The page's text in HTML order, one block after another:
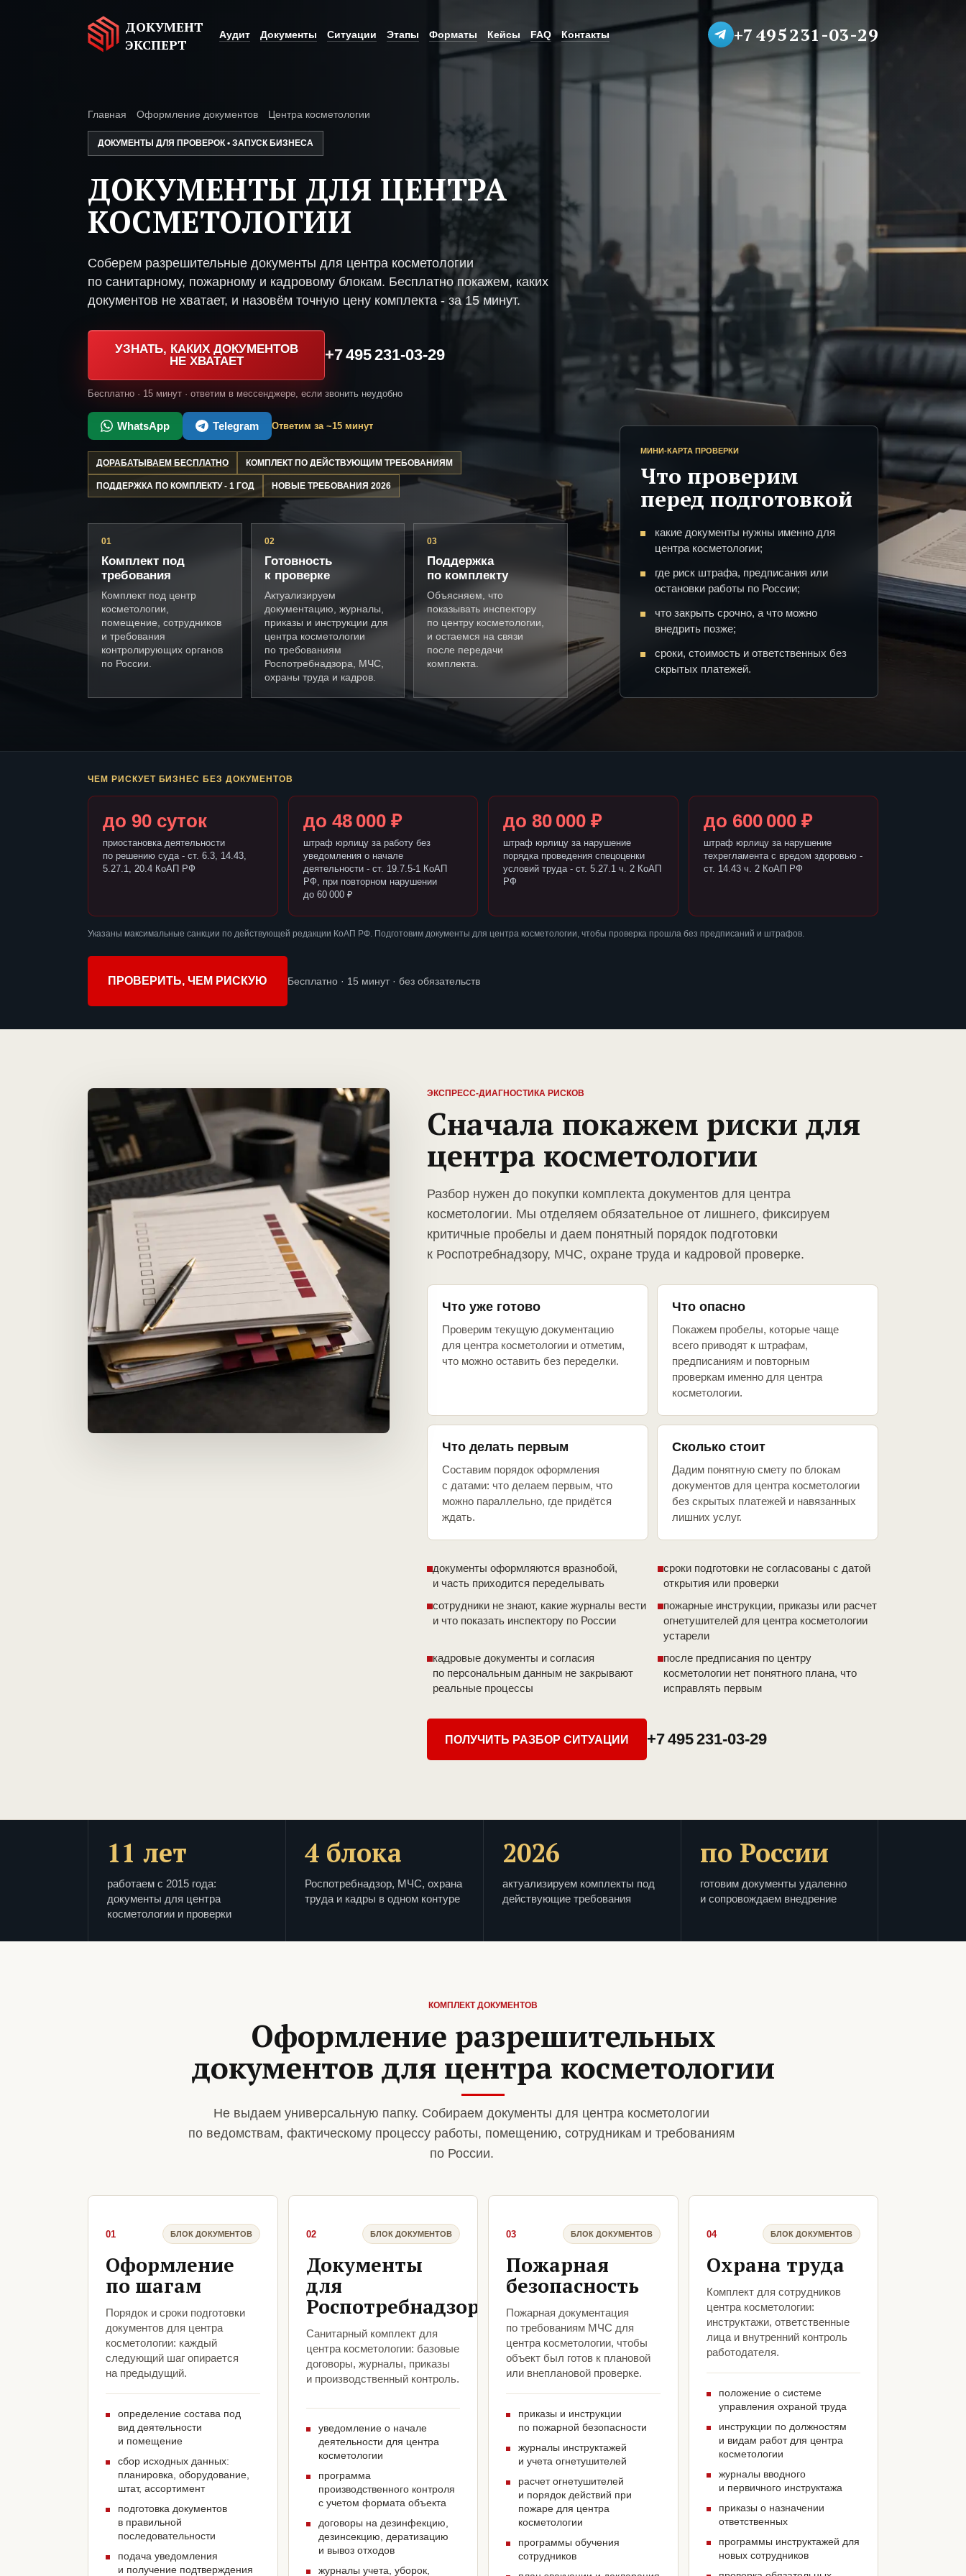
ДОКУМЕНТ
ЭКСПЕРТ
Аудит Документы Ситуации Этапы Форматы Кейсы FAQ Контакты +7 495 231-03-29
Главная Оформление документов Центра косметологии
ДОКУМЕНТЫ ДЛЯ ПРОВЕРОК • ЗАПУСК БИЗНЕСА
ДОКУМЕНТЫ ДЛЯ ЦЕНТРА
КОСМЕТОЛОГИИ
Соберем разрешительные документы для центра косметологии
по санитарному, пожарному и кадровому блокам. Бесплатно покажем, каких
документов не хватает, и назовём точную цену комплекта - за 15 минут.
УЗНАТЬ, КАКИХ ДОКУМЕНТОВ
НЕ ХВАТАЕТ
+7 495 231-03-29
Бесплатно · 15 минут · ответим в мессенджере, если звонить неудобно
WhatsApp Telegram Ответим за ~15 минут
ДОРАБАТЫВАЕМ БЕСПЛАТНО КОМПЛЕКТ ПО ДЕЙСТВУЮЩИМ ТРЕБОВАНИЯМ
ПОДДЕРЖКА ПО КОМПЛЕКТУ - 1 ГОД НОВЫЕ ТРЕБОВАНИЯ 2026
01
Комплект под
требования
Комплект под центр
косметологии,
помещение, сотрудников
и требования
контролирующих органов
по России.
02
Готовность
к проверке
Актуализируем
документацию, журналы,
приказы и инструкции для
центра косметологии
по требованиям
Роспотребнадзора, МЧС,
охраны труда и кадров.
03
Поддержка
по комплекту
Объясняем, что
показывать инспектору
по центру косметологии,
и остаемся на связи
после передачи
комплекта.
МИНИ-КАРТА ПРОВЕРКИ
Что проверим
перед подготовкой
какие документы нужны именно для
центра косметологии;
где риск штрафа, предписания или
остановки работы по России;
что закрыть срочно, а что можно
внедрить позже;
сроки, стоимость и ответственных без
скрытых платежей.
ЧЕМ РИСКУЕТ БИЗНЕС БЕЗ ДОКУМЕНТОВ
до 90 суток
приостановка деятельности
по решению суда - ст. 6.3, 14.43,
5.27.1, 20.4 КоАП РФ
до 48 000 ₽
штраф юрлицу за работу без
уведомления о начале
деятельности - ст. 19.7.5-1 КоАП
РФ, при повторном нарушении
до 60 000 ₽
до 80 000 ₽
штраф юрлицу за нарушение
порядка проведения спецоценки
условий труда - ст. 5.27.1 ч. 2 КоАП
РФ
до 600 000 ₽
штраф юрлицу за нарушение
техрегламента с вредом здоровью -
ст. 14.43 ч. 2 КоАП РФ
Указаны максимальные санкции по действующей редакции КоАП РФ. Подготовим документы для центра косметологии, чтобы проверка прошла без предписаний и штрафов.
ПРОВЕРИТЬ, ЧЕМ РИСКУЮ Бесплатно · 15 минут · без обязательств
ЭКСПРЕСС-ДИАГНОСТИКА РИСКОВ
Сначала покажем риски для
центра косметологии
Разбор нужен до покупки комплекта документов для центра
косметологии. Мы отделяем обязательное от лишнего, фиксируем
критичные пробелы и даем понятный порядок подготовки
к Роспотребнадзору, МЧС, охране труда и кадровой проверке.
Что уже готово
Проверим текущую документацию
для центра косметологии и отметим,
что можно оставить без переделки.
Что опасно
Покажем пробелы, которые чаще
всего приводят к штрафам,
предписаниям и повторным
проверкам именно для центра
косметологии.
Что делать первым
Составим порядок оформления
с датами: что делаем первым, что
можно параллельно, где придётся
ждать.
Сколько стоит
Дадим понятную смету по блокам
документов для центра косметологии
без скрытых платежей и навязанных
лишних услуг.
документы оформляются вразнобой,
и часть приходится переделывать
сроки подготовки не согласованы с датой
открытия или проверки
сотрудники не знают, какие журналы вести
и что показать инспектору по России
пожарные инструкции, приказы или расчет
огнетушителей для центра косметологии
устарели
кадровые документы и согласия
по персональным данным не закрывают
реальные процессы
после предписания по центру
косметологии нет понятного плана, что
исправлять первым
ПОЛУЧИТЬ РАЗБОР СИТУАЦИИ +7 495 231-03-29
11 лет
работаем с 2015 года:
документы для центра
косметологии и проверки
4 блока
Роспотребнадзор, МЧС, охрана
труда и кадры в одном контуре
2026
актуализируем комплекты под
действующие требования
по России
готовим документы удаленно
и сопровождаем внедрение
КОМПЛЕКТ ДОКУМЕНТОВ
Оформление разрешительных
документов для центра косметологии
Не выдаем универсальную папку. Собираем документы для центра косметологии
по ведомствам, фактическому процессу работы, помещению, сотрудникам и требованиям
по России.
01 БЛОК ДОКУМЕНТОВ
Оформление
по шагам
Порядок и сроки подготовки
документов для центра
косметологии: каждый
следующий шаг опирается
на предыдущий.
определение состава под
вид деятельности
и помещение
сбор исходных данных:
планировка, оборудование,
штат, ассортимент
подготовка документов
в правильной
последовательности
подача уведомления
и получение подтверждения
02 БЛОК ДОКУМЕНТОВ
Документы
для
Роспотребнадзора
Санитарный комплект для
центра косметологии: базовые
договоры, журналы, приказы
и производственный контроль.
уведомление о начале
деятельности для центра
косметологии
программа
производственного контроля
с учетом формата объекта
договоры на дезинфекцию,
дезинсекцию, дератизацию
и вывоз отходов
журналы учета, уборок,
03 БЛОК ДОКУМЕНТОВ
Пожарная
безопасность
Пожарная документация
по требованиям МЧС для
центра косметологии, чтобы
объект был готов к плановой
или внеплановой проверке.
приказы и инструкции
по пожарной безопасности
журналы инструктажей
и учета огнетушителей
расчет огнетушителей
и порядок действий при
пожаре для центра
косметологии
программы обучения
сотрудников
04 БЛОК ДОКУМЕНТОВ
Охрана труда
Комплект для сотрудников
центра косметологии:
инструктажи, ответственные
лица и внутренний контроль
работодателя.
положение о системе
управления охраной труда
инструкции по должностям
и видам работ для центра
косметологии
журналы вводного
и первичного инструктажа
приказы о назначении
ответственных
программы инструктажей для
новых сотрудников